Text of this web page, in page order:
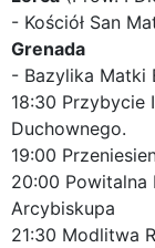
- Kościół San
Grenada
- Bazylika Matki
18:30 Przybycie
Duchownego.
19:00
20:00 Powitalna
Arcybiskupa
21:30 Modlitwa